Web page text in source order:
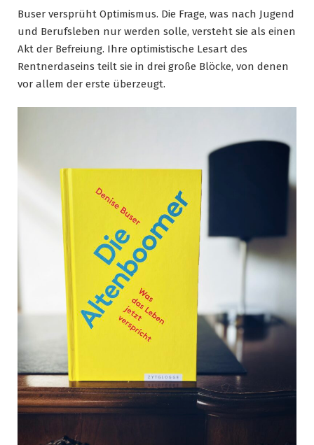
Buser versprüht Optimismus. Die Frage, was nach Jugend
und Berufsleben nur werden solle, versteht sie als einen
Akt der Befreiung. Ihre optimistische Lesart des
Rentnerdaseins teilt sie in drei große Blöcke, von denen
vor allem der erste überzeugt.